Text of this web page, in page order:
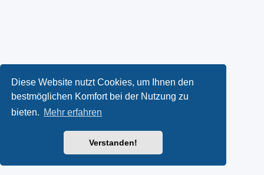
Diese Website nutzt Cookies, um Ihnen den
bestmöglichen Komfort bei der Nutzung zu
bieten. Mehr erfahren
Verstanden!